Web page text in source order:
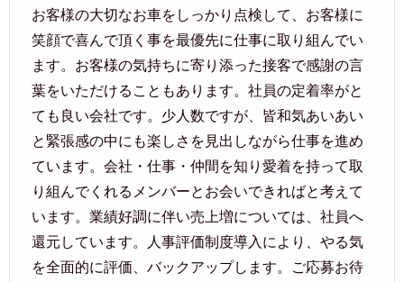
お客様の大切なお車をしっかり点検して、お客様に
笑顔で喜んで頂く事を最優先に仕事に取り組んでい
ます。お客様の気持ちに寄り添った接客で感謝の言
葉をいただけることもあります。社員の定着率がと
ても良い会社です。少人数ですが、皆和気あいあい
と緊張感の中にも楽しさを見出しながら仕事を進め
ています。会社・仕事・仲間を知り愛着を持って取
り組んでくれるメンバーとお会いできればと考えて
います。業績好調に伴い売上増については、社員へ
還元しています。人事評価制度導入により、やる気
を全面的に評価、バックアップします。ご応募お待